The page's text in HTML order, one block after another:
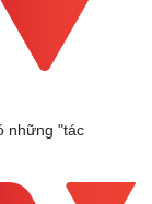
những "tác